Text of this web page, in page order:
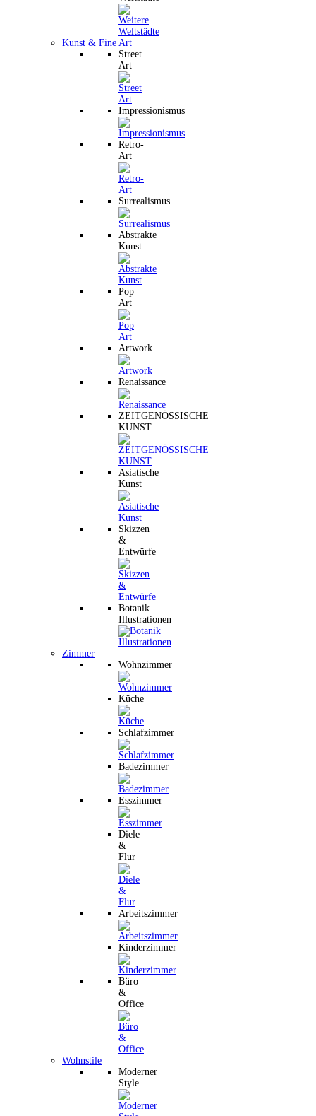
Kunst & Fine Art
Street
Art
Impressionismus
Retro-
Art
Surrealismus
Abstrakte
Kunst
Pop
Art
Artwork
Renaissance
ZEITGENÖSSISCHE
KUNST
Asiatische
Kunst
Skizzen
&
Entwürfe
Botanik
Illustrationen
Zimmer
Wohnzimmer
Küche
Schlafzimmer
Badezimmer
Esszimmer
Diele
&
Flur
Arbeitszimmer
Kinderzimmer
Büro
&
Office
Wohnstile
Moderner
Style